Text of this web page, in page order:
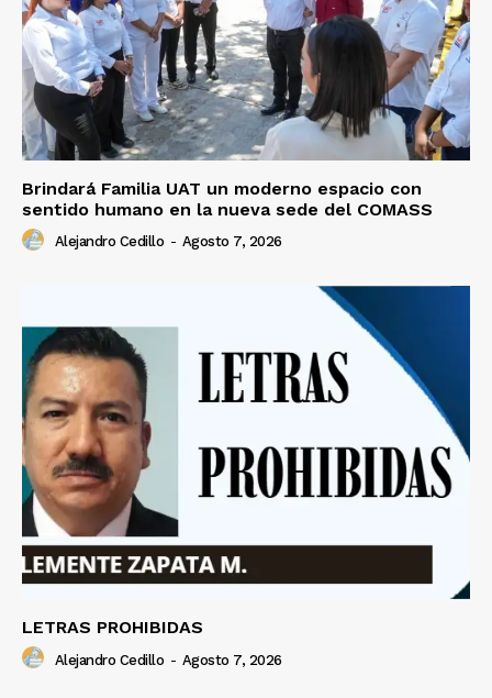
Brindará Familia UAT un moderno espacio con
sentido humano en la nueva sede del COMASS
Alejandro Cedillo - Agosto 7, 2026
LETRAS PROHIBIDAS
Alejandro Cedillo - Agosto 7, 2026